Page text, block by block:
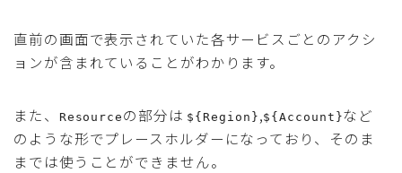
直前の画面で表示されていた各サービスごとのアクシ
ョンが含まれていることがわかります。
また、 Resource の部分は ${Region} ,${Account}など
のような形でプレースホルダーになっており、そのま
までは使うことができません。